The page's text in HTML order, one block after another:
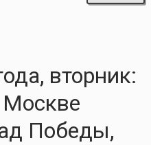
вторник:
Москве
Победы,